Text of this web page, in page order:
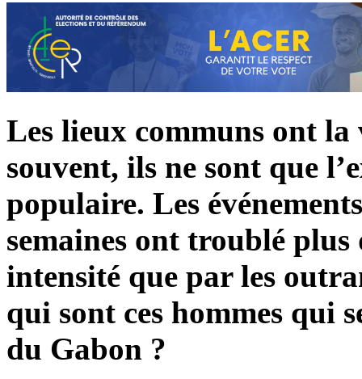
Les lieux communs ont la
souvent, ils ne sont que
populaire. Les
semaines ont troublé
intensité que par les
qui sont ces hommes qui
du Gabon ?